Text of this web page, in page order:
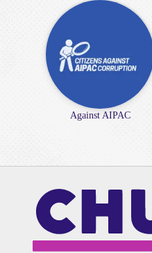
Against AIPAC